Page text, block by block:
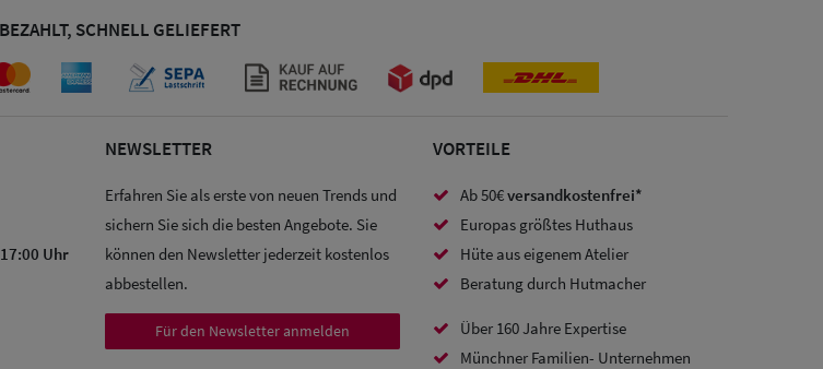
SCHNELL GELIEFERT
17:00 Uhr
NEWSLETTER
Erfahren Sie als erste von neuen Trends und
sichern Sie sich die besten Angebote. Sie
können den Newsletter jederzeit kostenlos
abbestellen.
Für den Newsletter anmelden
VORTEILE
Ab 50€versandkostenfrei*
Europas größtes Huthaus
Hüte aus eigenem Atelier
Beratung durch Hutmacher
Über 160 Jahre Expertise
Münchner Familien- Unternehmen